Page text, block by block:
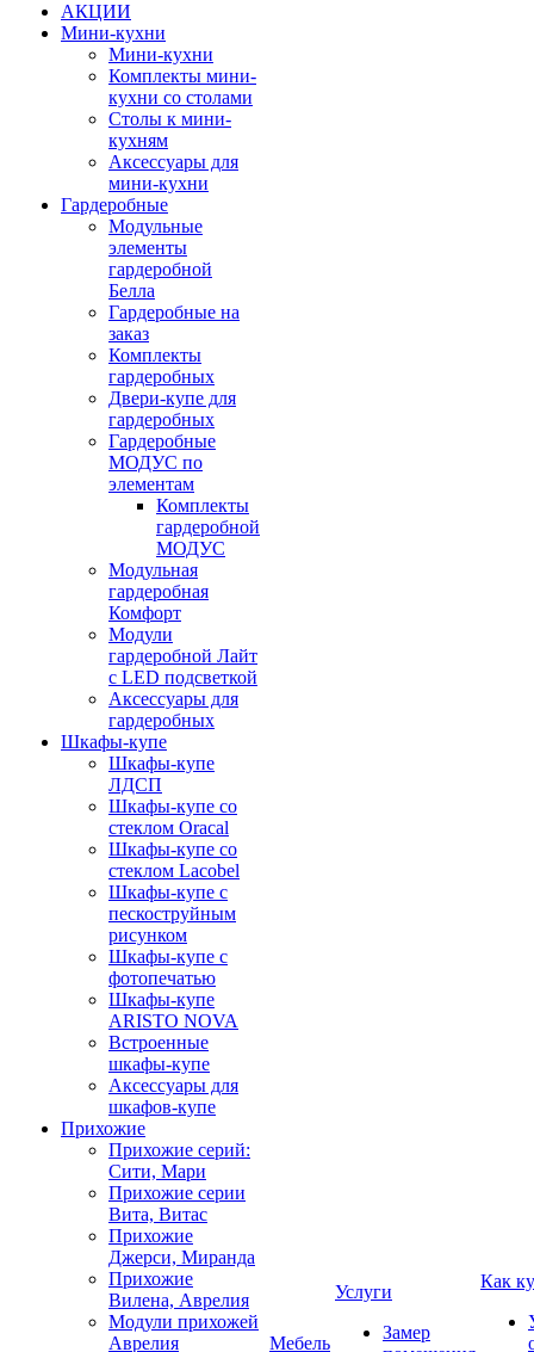
АКЦИИ
Мини-кухни
Мини-кухни
Комплекты мини-
кухни со столами
Столы к мини-
кухням
Аксессуары для
мини-кухни
Гардеробные
Модульные
элементы
гардеробной
Белла
Гардеробные на
заказ
Комплекты
гардеробных
Двери-купе для
гардеробных
Гардеробные
МОДУС по
элементам
Комплекты
гардеробной
МОДУС
Модульная
гардеробная
Комфорт
Модули
гардеробной Лайт
с LED подсветкой
Аксессуары для
гардеробных
Шкафы-купе
Шкафы-купе
ЛДСП
Шкафы-купе со
стеклом Oracal
Шкафы-купе со
стеклом Lacobel
Шкафы-купе с
пескоструйным
рисунком
Шкафы-купе с
фотопечатью
Шкафы-купе
ARISTO NOVA
Встроенные
шкафы-купе
Аксессуары для
шкафов-купе
Прихожие
Прихожие серий:
Сити, Мари
Прихожие серии
Вита, Витас
Прихожие
Джерси, Миранда
Прихожие
Вилена, Аврелия
Модули прихожей
Аврелия
Мебель
Услуги
Замер
Как